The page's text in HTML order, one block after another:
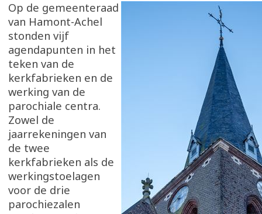
Op de gemeenteraad
van Hamont-Achel
stonden vijf
agendapunten in het
teken van de
kerkfabrieken en de
werking van de
parochiale centra.
Zowel de
jaarrekeningen van
de twee
kerkfabrieken als de
werkingstoelagen
voor de drie
parochiezalen